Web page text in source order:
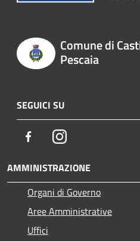
Comune di
Pescaia
SEGUICI SU
FacebookInstagram
AMMINISTRAZIONE
Organi di Governo
Aree Amministrative
Uffici